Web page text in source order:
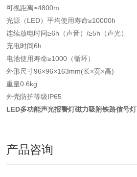
可视距离≥4800m
光源（LED）平均使用寿命≥10000h
连续放电时间≥6h（声音）/≥5h（声光）
充电时间6h
电池使用寿命≥1000（循环）
外形尺寸96×96×163mm(长×宽×高)
重量0.6kg
外壳防护等级IP65
LED多功能声光报警灯磁力吸附铁路信号灯
产品咨询